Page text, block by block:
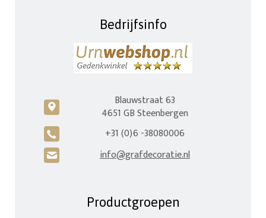
Bedrijfsinfo
c
Blauwstraat 63
4651 GB Steenbergen
A +31 (0)6 -38080006
H info@grafdecoratie.nl
Productgroepen